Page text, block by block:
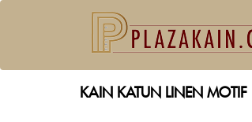
KAIN KATUN LINEN